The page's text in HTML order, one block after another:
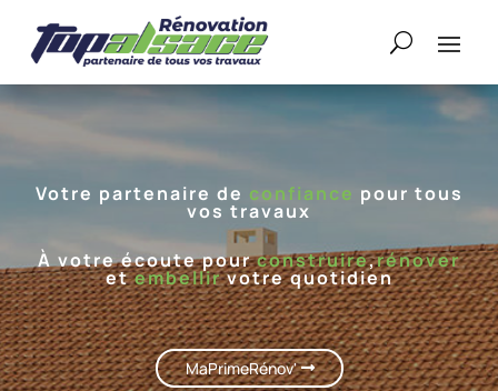
Votre partenaire de confiance pour tous
vos travaux
À votre écoute pourconstruire,rénover
etembellirvotre quotidien
MaPrimeRénov'